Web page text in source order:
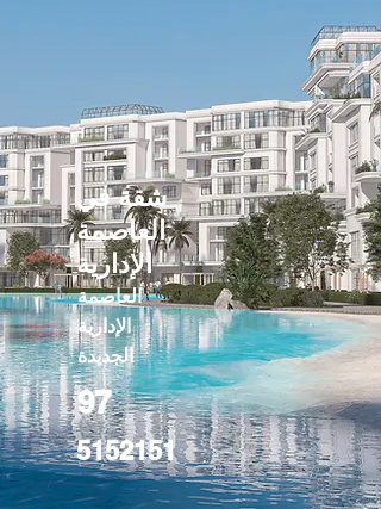
شقة في
العاصمة
الإدارية
العاصمة
الإدارية
الجديدة
97
5152151